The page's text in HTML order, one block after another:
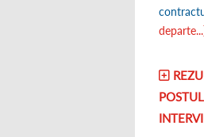
departe...]